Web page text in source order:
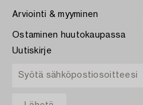
Arviointi & myyminen
Ostaminen huutokaupassa
Uutiskirje